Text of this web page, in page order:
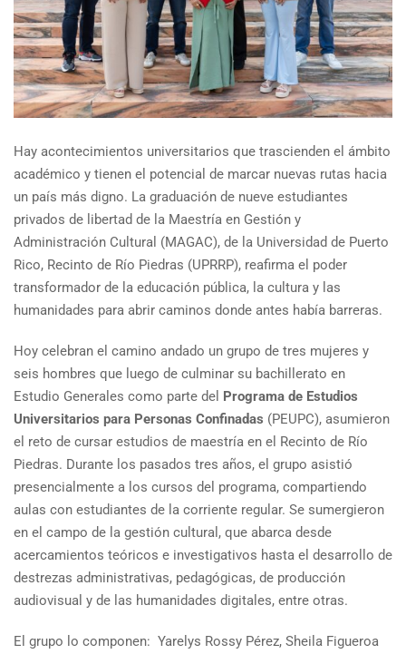
Hay acontecimientos universitarios que trascienden el ámbito
académico y tienen el potencial de marcar nuevas rutas hacia
un país más digno. La graduación de nueve estudiantes
privados de libertad de la Maestría en Gestión y
Administración Cultural (MAGAC), de la Universidad de Puerto
Rico, Recinto de Río Piedras (UPRRP), reafirma el poder
transformador de la educación pública, la cultura y las
humanidades para abrir caminos donde antes había barreras.
Hoy celebran el camino andado un grupo de tres mujeres y
seis hombres que luego de culminar su bachillerato en
Estudio Generales como parte del Programa de Estudios
Universitarios para Personas Confinadas (PEUPC), asumieron
el reto de cursar estudios de maestría en el Recinto de Río
Piedras. Durante los pasados tres años, el grupo asistió
presencialmente a los cursos del programa, compartiendo
aulas con estudiantes de la corriente regular. Se sumergieron
en el campo de la gestión cultural, que abarca desde
acercamientos teóricos e investigativos hasta el desarrollo de
destrezas administrativas, pedagógicas, de producción
audiovisual y de las humanidades digitales, entre otras.
El grupo lo componen: Yarelys Rossy Pérez, Sheila Figueroa